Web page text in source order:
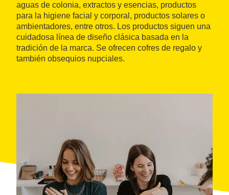
aguas de colonia, extractos y esencias, productos
para la higiene facial y corporal, productos solares o
ambientadores, entre otros. Los productos siguen una
cuidadosa línea de diseño clásica basada en la
tradición de la marca. Se ofrecen cofres de regalo y
también obsequios nupciales.